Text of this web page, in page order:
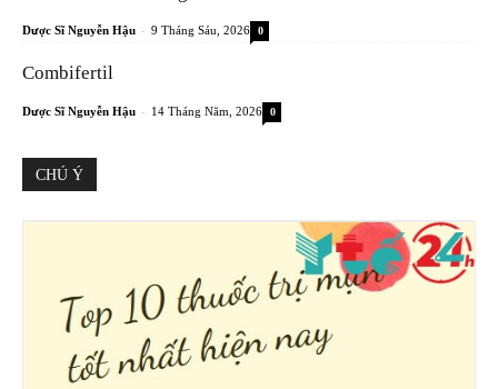
Dược Sĩ Nguyễn Hậu - 9 Tháng Sáu, 2026 0
Combifertil
Dược Sĩ Nguyễn Hậu - 14 Tháng Năm, 2026 0
CHÚ Ý